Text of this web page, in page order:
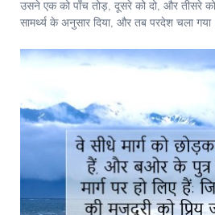
उसने एक को पाँच तोड़, दूसरे को दो, और तीसरे
सामर्थ्य के अनुसार दिया, और तब परदेश चला गया।